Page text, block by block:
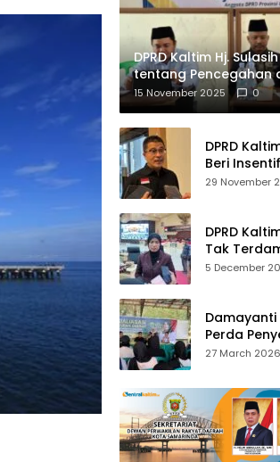
DPRD Kaltim Hj.
tentang Pencegahan
Pemberantasan
15 November 2025 0
DPRD
Beri
Madrasah
29 November
DPRD
Tak
Transfer
5 December
Damayanti
Perda
Pendidikan
27 March 2026